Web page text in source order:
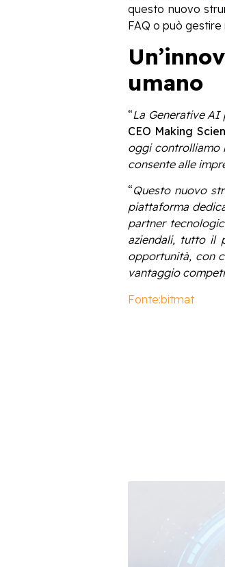
questo nuovo
FAQ o può
umano
“La Generative AI
CEO Making
oggi controlliamo
consente alle
“Questo nuovo
piattaforma
partner
aziendali, tutto il
opportunità, con
vantaggio
Fonte:bitmat